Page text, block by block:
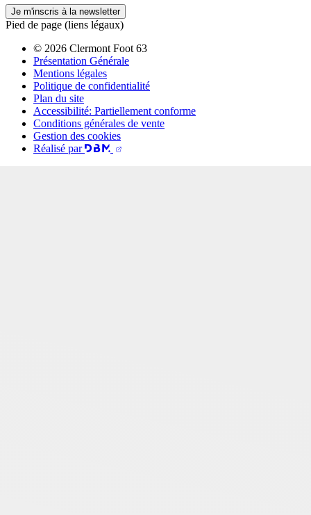
Je m'inscris à la newsletter
Pied de page (liens légaux)
© 2026 Clermont Foot 63
Présentation Générale
Mentions légales
Politique de confidentialité
Plan du site
Accessibilité: Partiellement conforme
Conditions générales de vente
Gestion des cookies
Réalisé par